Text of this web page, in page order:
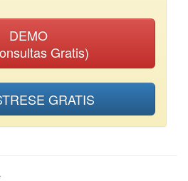
DEMO
Gratis)
GRATIS